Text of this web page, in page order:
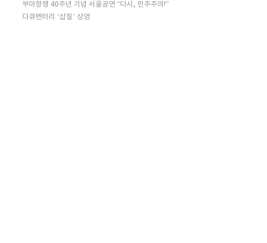
부마항쟁 40주년 기념 서울공연 “다시, 민주주의!”
다큐멘터리 ‘삽질’ 상영